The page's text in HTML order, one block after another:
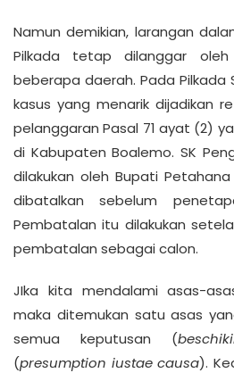
Namun demikian, larangan
Pilkada tetap dilanggar
beberapa daerah. Pada Pilkada
kasus yang menarik dijadikan
pelanggaran Pasal 71 ayat (2)
di Kabupaten Boalemo. SK
dilakukan oleh Bupati
dibatalkan sebelum
Pembatalan itu dilakukan
pembatalan sebagai calon.
JIka kita mendalami asas-
maka ditemukan satu asas
semua keputusan (
(presumption iustae causa).